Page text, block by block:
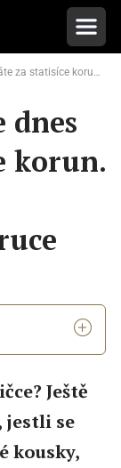
kusy vám sběratelé utrhnou ruce
dnes
korun.
Ještě
jestli se
kousky,